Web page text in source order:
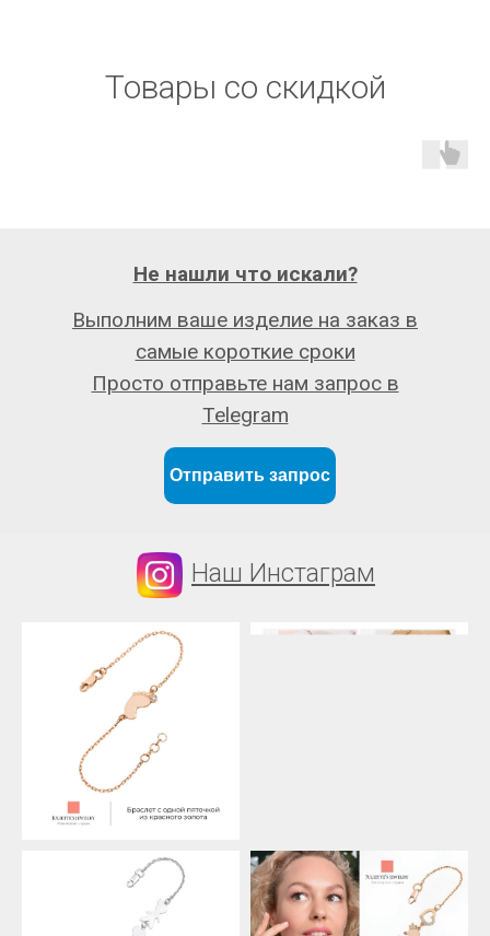
Товары со скидкой
Отправить запрос
Выполним ваше изделие на заказ в
самые короткие сроки
Просто отправьте нам запрос в
Telegram
Не нашли что искали?
Наш Инстаграм